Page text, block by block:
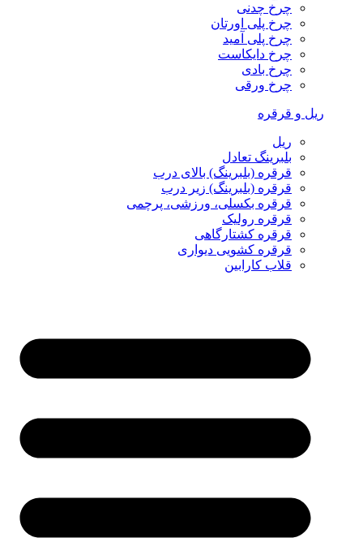
چرخ چدنی
چرخ پلی اورتان
چرخ پلی آمید
چرخ دایکاست
چرخ بادی
چرخ ورقی
ریل و قرقره
ریل
بلبرینگ تعادل
قرقره (بلبرینگ) بالای درب
قرقره (بلبرینگ) زیر درب
قرقره بکسلی، ورزشی، پرچمی
قرقره رولیک
قرقره کشتارگاهی
قرقره کشویی دیواری
قلاب کارابین